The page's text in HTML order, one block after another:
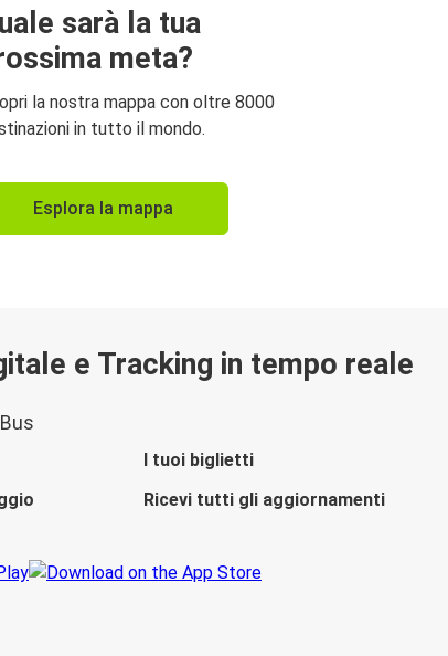
sarà la tua
meta?
la nostra mappa con oltre 8000
in tutto il mondo.
Esplora la mappa
e Tracking in tempo reale
I tuoi biglietti
Ricevi tutti gli aggiornamenti